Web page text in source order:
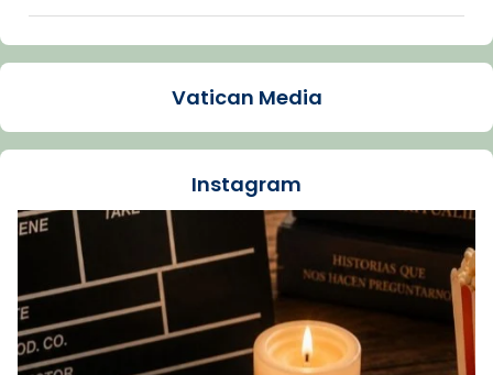
Arquebisbat de Barcelona
La Carmina va patir depressió. Fa gairebé
dos mesos, a l'Estadi Lluís Companys, la
Recupera l'entrevista comp
Vatican
tican News 👇
www.vaticannews.va/es/iglesia/news/2026-
07/carmina-historia-depresion-papa-viaje-
espana-testimoni...
Vatican Media
Instagram